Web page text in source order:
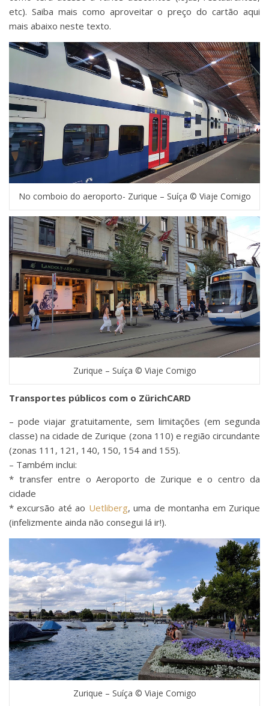
etc). Saiba mais como aproveitar o preço do cartão aqui
mais abaixo neste texto.
No comboio do aeroporto- Zurique – Suíça © Viaje Comigo
Zurique – Suíça © Viaje Comigo
Transportes públicos com o ZürichCARD
– pode viajar gratuitamente, sem limitações (em segunda
classe) na cidade de Zurique (zona 110) e região circundante
(zonas 111, 121, 140, 150, 154 and 155).
– Também inclui:
* transfer entre o Aeroporto de Zurique e o centro da
cidade
* excursão até ao Uetliberg, uma de montanha em Zurique
(infelizmente ainda não consegui lá ir!).
Zurique – Suíça © Viaje Comigo